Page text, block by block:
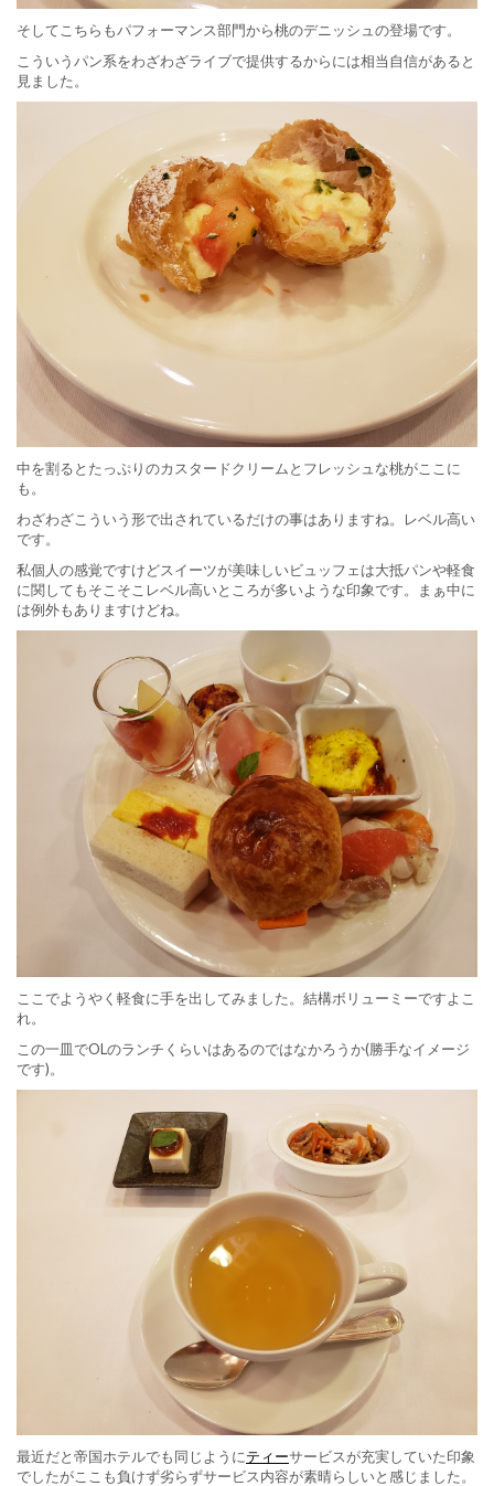
そしてこちらもパフォーマンス部門から桃のデニッシュの登場です。
こういうパン系をわざわざライブで提供するからには相当自信があると
見ました。
中を割るとたっぷりのカスタードクリームとフレッシュな桃がここに
も。
わざわざこういう形で出されているだけの事はありますね。レベル高い
です。
私個人の感覚ですけどスイーツが美味しいビュッフェは大抵パンや軽食
に関してもそこそこレベル高いところが多いような印象です。まぁ中に
は例外もありますけどね。
ここでようやく軽食に手を出してみました。結構ボリューミーですよこ
れ。
この一皿でOLのランチくらいはあるのではなかろうか(勝手なイメージ
です)。
最近だと帝国ホテルでも同じようにティーサービスが充実していた印象
でしたがここも負けず劣らずサービス内容が素晴らしいと感じました。